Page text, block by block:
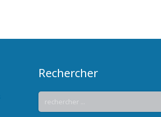
Rechercher